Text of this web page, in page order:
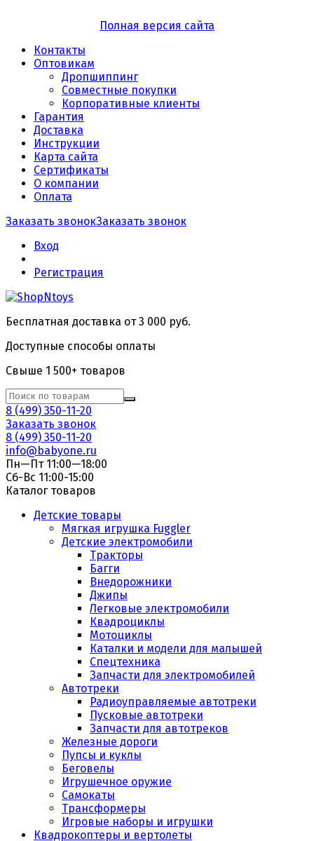
Полная версия сайта
Контакты
Оптовикам
Дропшиппинг
Совместные покупки
Корпоративные клиенты
Гарантия
Доставка
Инструкции
Карта сайта
Сертификаты
О компании
Оплата
Заказать звонокЗаказать звонок
Вход
Регистрация
Бесплатная доставка от 3 000 руб.
Доступные способы оплаты
Свыше 1 500+ товаров
8 (499) 350-11-20
Заказать звонок
8 (499) 350-11-20
info@babyone.ru
Пн—Пт 11:00—18:00
Сб-Вс 11:00-15:00
Каталог товаров
Детские товары
Мягкая игрушка Fuggler
Детские электромобили
Тракторы
Багги
Внедорожники
Джипы
Легковые электромобили
Квадроциклы
Мотоциклы
Каталки и модели для малышей
Спецтехника
Запчасти для электромобилей
Автотреки
Радиоуправляемые автотреки
Пусковые автотреки
Запчасти для автотреков
Железные дороги
Пупсы и куклы
Беговелы
Игрушечное оружие
Самокаты
Трансформеры
Игровые наборы и игрушки
Квадрокоптеры и вертолеты